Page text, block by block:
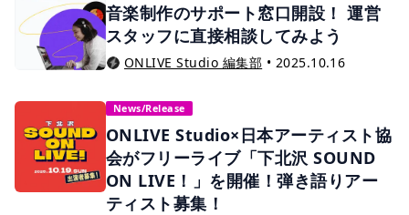
音楽制作のサポート窓口開設！ 運営
スタッフに直接相談してみよう
ONLIVE Studio 編集部 • 2025.10.16
News/Release
ONLIVE Studio×日本アーティスト協
会がフリーライブ「下北沢 SOUND
ON LIVE！」を開催！弾き語りアー
ティスト募集！